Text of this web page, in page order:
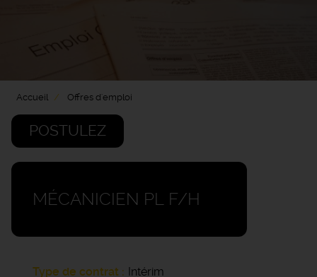
Accueil Offres d'emploi
POSTULEZ
MÉCANICIEN PL F/H
Type de contrat
Intérim